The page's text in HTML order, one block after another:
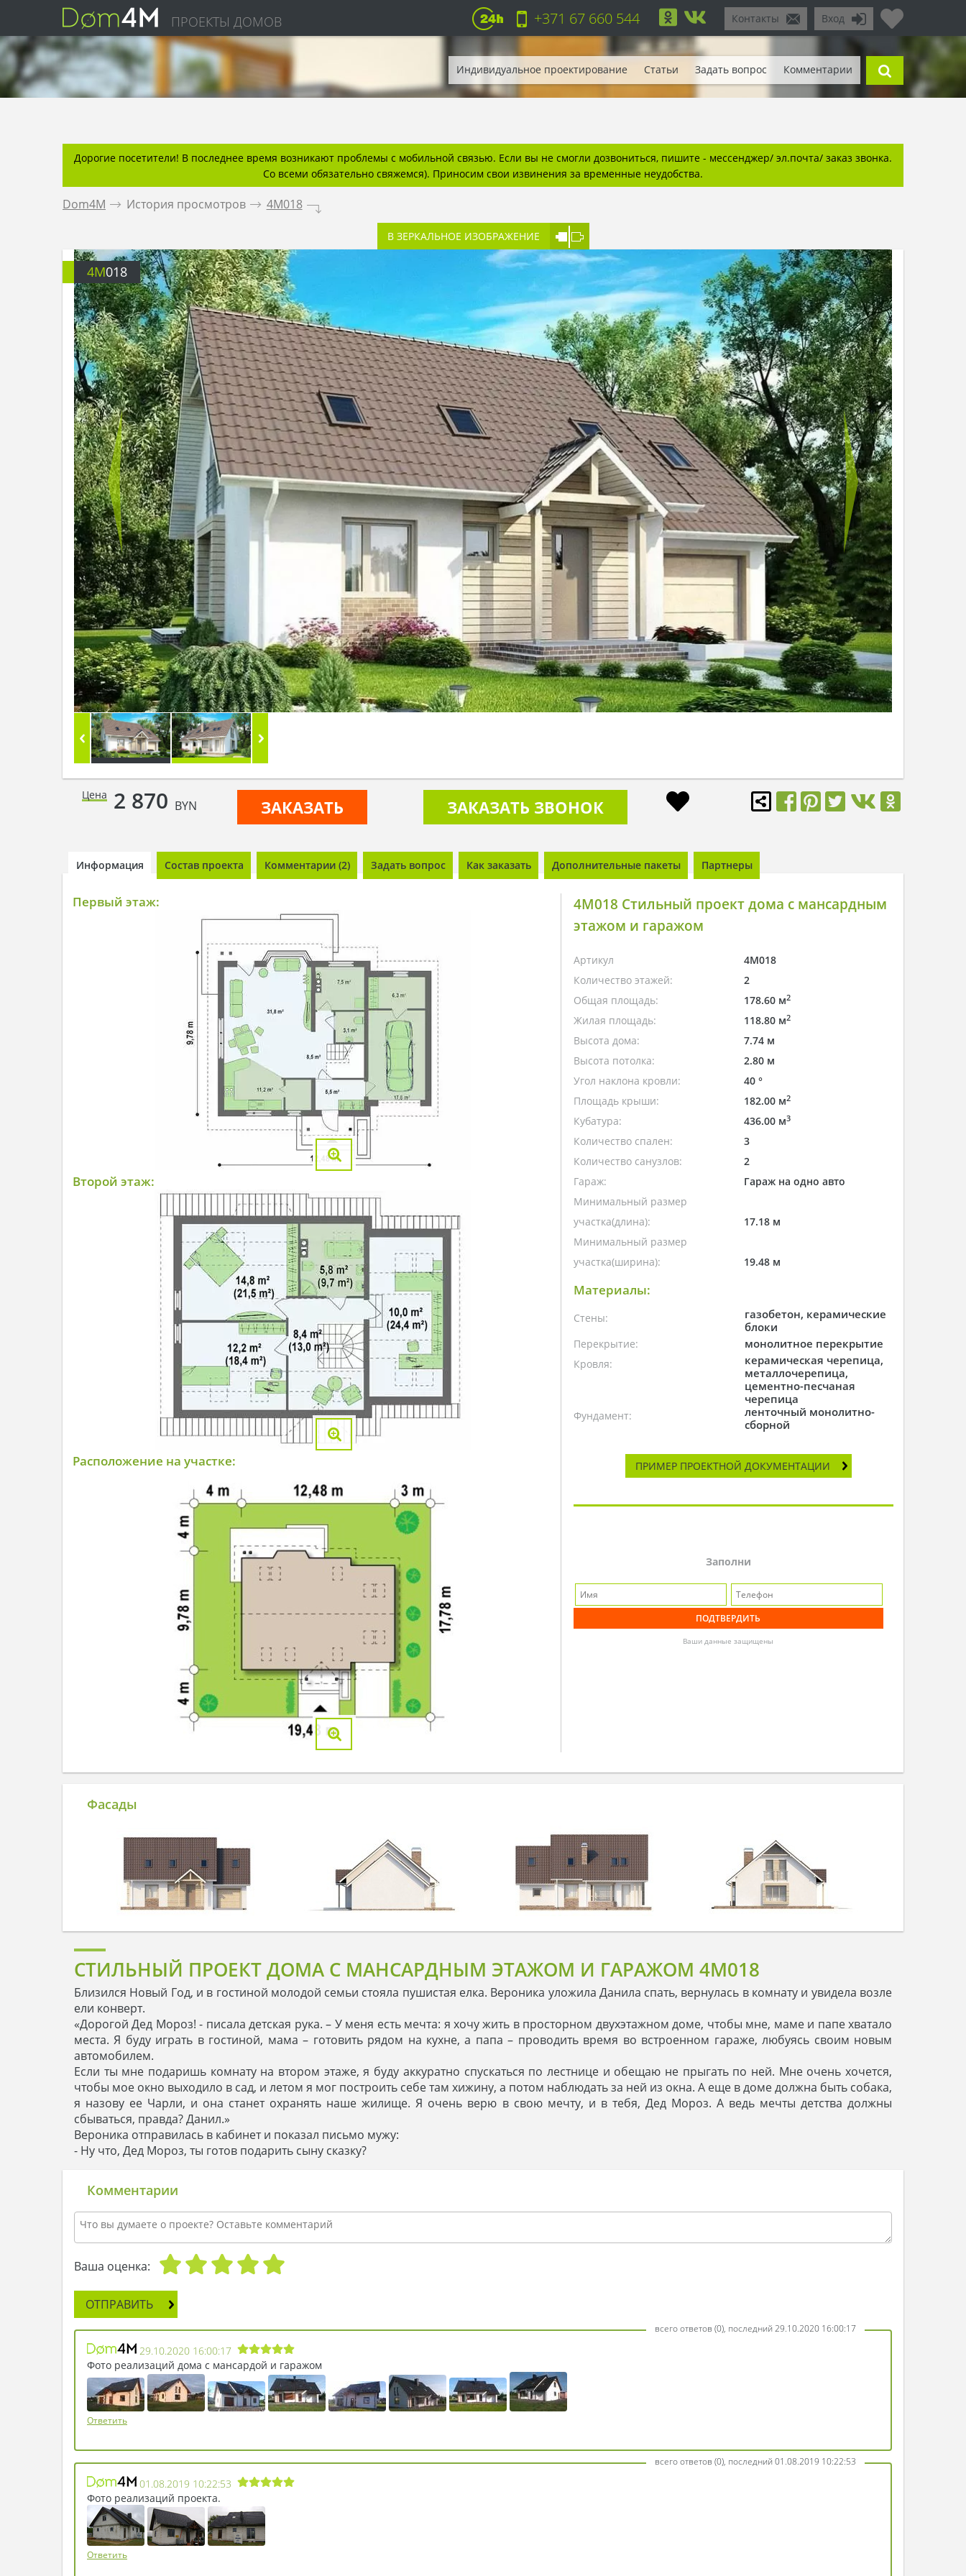
ПРОЕКТЫ ДОМОВ Вход
Контакты
+371 67 660 544
Индивидуальное проектирование Статьи Задать вопрос Комментарии
Дорогие посетители! В последнее время возникают проблемы с мобильной связью. Если вы не смогли дозвониться, пишите - мессенджер/ эл.почта/ заказ звонка.
Со всеми обязательно свяжемся). Приносим свои извинения за временные неудобства.
Dom4M . История просмотров . 4M018 .
В ЗЕРКАЛЬНОЕ ИЗОБРАЖЕНИЕ
4M018
Цена 2 870 BYN ЗАКАЗАТЬ ЗАКАЗАТЬ ЗВОНОК
Информация Состав проекта Комментарии (2) Задать вопрос Как заказать Дополнительные пакеты Партнеры
Первый этаж:
Второй этаж:
Расположение на участке:
4M018 Стильный проект дома с мансардным
этажом и гаражом
Артикул
4M018
Количество этажей:
2
Общая площадь:
178.60 м2
Жилая площадь: 118.80 м2
Высота дома:
7.74 м
Высота потолка:
2.80 м
Угол наклона кровли:
40 °
Площадь крыши:
182.00 м2
Кубатура: 436.00 м3
Количество спален:
3
Количество санузлов:
2
Гараж:
Гараж на одно авто
Минимальный размер
участка(длина):
17.18 м
Минимальный размер
участка(ширина):
19.48 м
Материалы:
Стены:
газобетон, керамические
блоки
Перекрытие: монолитное перекрытие
Кровля:
керамическая черепица,
металлочерепица,
цементно-песчаная
черепица
Фундамент:
ленточный монолитно-
сборной
ПРИМЕР ПРОЕКТНОЙ ДОКУМЕНТАЦИИ
Заполни
Ваши данные защищены
Фасады
СТИЛЬНЫЙ ПРОЕКТ ДОМА С МАНСАРДНЫМ ЭТАЖОМ И ГАРАЖОМ 4M018
Близился Новый Год, и в гостиной молодой семьи стояла пушистая елка. Вероника уложила Данила спать, вернулась в комнату и увидела возле
ели конверт.
«Дорогой Дед Мороз! - писала детская рука. – У меня есть мечта: я хочу жить в просторном двухэтажном доме, чтобы мне, маме и папе хватало
места. Я буду играть в гостиной, мама – готовить рядом на кухне, а папа – проводить время во встроенном гараже, любуясь своим новым
автомобилем.
Если ты мне подаришь комнату на втором этаже, я буду аккуратно спускаться по лестнице и обещаю не прыгать по ней. Мне очень хочется,
чтобы мое окно выходило в сад, и летом я мог построить себе там хижину, а потом наблюдать за ней из окна. А еще в доме должна быть собака,
я назову ее Чарли, и она станет охранять наше жилище. Я очень верю в свою мечту, и в тебя, Дед Мороз. А ведь мечты детства должны
сбываться, правда? Данил.»
Вероника отправилась в кабинет и показал письмо мужу:
- Ну что, Дед Мороз, ты готов подарить сыну сказку?
Комментарии
Ваша оценка:
ОТПРАВИТЬ
всего ответов (0), последний 29.10.2020 16:00:17
29.10.2020 16:00:17
Фото реализаций дома с мансардой и гаражом
Ответить
всего ответов (0), последний 01.08.2019 10:22:53
01.08.2019 10:22:53
Фото реализаций проекта.
Ответить